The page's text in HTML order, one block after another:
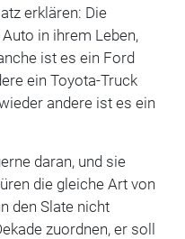
erklären: Die
in ihrem Leben,
ist es ein Ford
ein Toyota-Truck
andere ist es ein
daran, und sie
die gleiche Art von
den Slate nicht
zuordnen, er soll